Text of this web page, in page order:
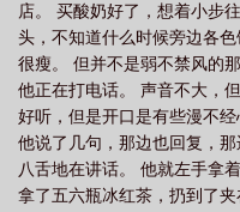
店。 买酸奶好了，想着小步
头，不知道什么时候旁边各
很瘦。 但并不是弱不禁风的
他正在打电话。 声音不大，
好听，但是开口是有些漫不
他说了几句，那边也回复，
八舌地在讲话。 他就左手拿
拿了五六瓶冰红茶，扔到了